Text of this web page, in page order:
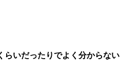
らいだったりでよく分からない